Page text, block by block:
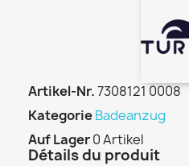
Artikel-Nr.7308121 0008
KategorieBadeanzug
Auf Lager0 Artikel
Détails du produit